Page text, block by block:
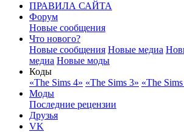
ПРАВИЛА САЙТА
Форум
Новые сообщения
Что нового?
Новые сообщения Новые медиа
медиа Новые моды
Коды
«The Sims 4» «The Sims 3» «The
Моды
Последние рецензии
Друзья
VK